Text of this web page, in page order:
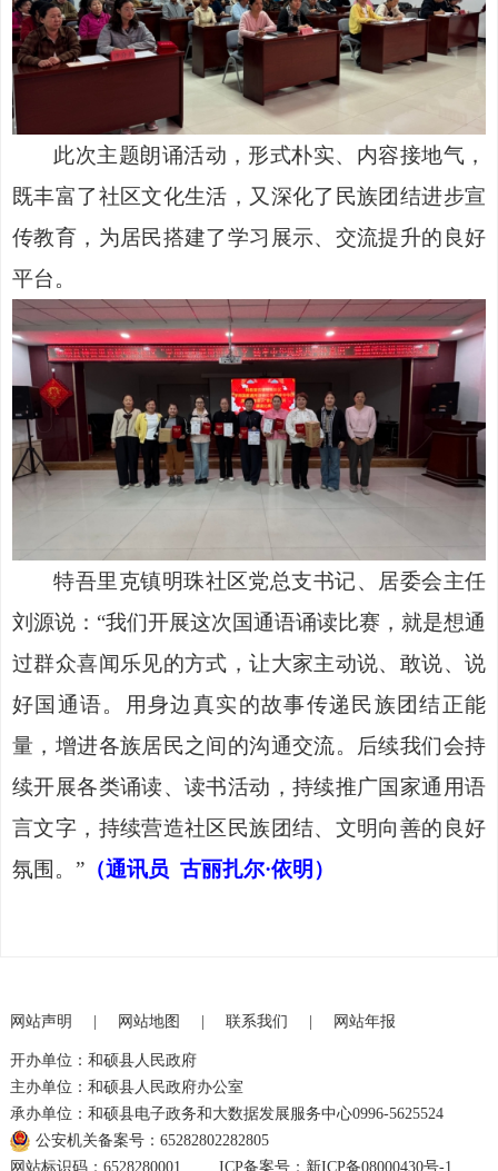
此次主题朗诵活动，形式朴实、内容接地气，
既丰富了社区文化生活，又深化了民族团结进步宣
传教育，为居民搭建了学习展示、交流提升的良好
平台。
特吾里克镇明珠社区党总支书记、居委会主任
刘源说： “我们开展这次 国通语诵读比赛，就是想通
过群众喜闻乐见的方式，让大家主动说、敢说、说
好国通语。用身边真实的故事传递民族团结正能
量，增进各族居民之间的沟通交流。后续我们会持
续开展各类诵读、读书活动，持续推广国家通用语
言文字，持续营造社区民族团结、文明向善的良好
氛围。 ” （通讯员 古丽扎尔·依明）
网站声明 网站地图 联系我们 网站年报
开办单位：和硕县人民政府
主办单位：和硕县人民政府办公室
承办单位：和硕县电子政务和大数据发展服务中心0996-5625524
公安机关备案号：65282802282805
网站标识码：6528280001
ICP备案号：新ICP备08000430号-1